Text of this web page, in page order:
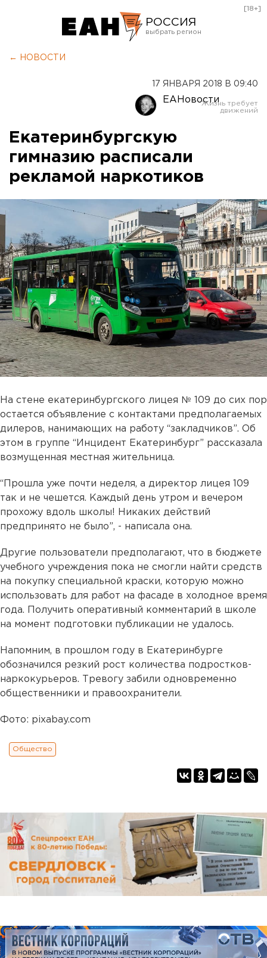
РОССИЯ
Оренбург
[18+]
← НОВОСТИ
17 ЯНВАРЯ 2018 В 09:40
ЕАНовости
Екатеринбургскую
гимназию расписали
рекламой наркотиков
На стене екатеринбургского лицея № 109 до сих пор
остается объявление с контактами предполагаемых
дилеров, нанимающих на работу “закладчиков”. Об
этом в группе “Инцидент Екатеринбург” рассказала
возмущенная местная жительница.
“Прошла уже почти неделя, а директор лицея 109
так и не чешется. Каждый день утром и вечером
прохожу вдоль школы! Никаких действий
предпринято не было”, - написала она.
Другие пользователи предполагают, что в бюджете
учебного учреждения пока не смогли найти средств
на покупку специальной краски, которую можно
использовать для работ на фасаде в холодное время
года. Получить оперативный комментарий в школе
на момент подготовки публикации не удалось.
Напомним, в прошлом году в Екатеринбурге
обозначился резкий рост количества подростков-
наркокурьеров. Тревогу забили одновременно
общественники и правоохранители.
Фото: pixabay.com
Общество